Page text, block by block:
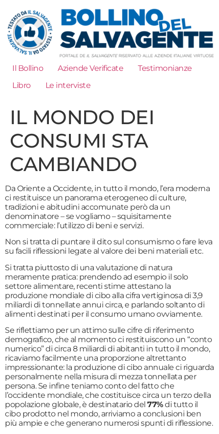
Il Bollino Aziende Verificate
Testimonianze
Libro
Le interviste
IL MONDO DEI
CONSUMI STA
CAMBIANDO
Da Oriente a Occidente, in tutto il mondo, l’era moderna
ci restituisce un panorama eterogeneo di culture,
tradizioni e abitudini accomunate però da un
denominatore – se vogliamo – squisitamente
commerciale: l’utilizzo di beni e servizi.
Non si tratta di puntare il dito sul consumismo o fare leva
su facili riflessioni legate al valore dei beni materiali etc.
Si tratta piuttosto di una valutazione di natura
meramente pratica: prendendo ad esempio il solo
settore alimentare, recenti stime attestano la
produzione mondiale di cibo alla cifra vertiginosa di 3,9
miliardi di tonnellate annui circa, e parlando soltanto di
alimenti destinati per il consumo umano ovviamente.
Se riflettiamo per un attimo sulle cifre di riferimento
demografico, che al momento ci restituiscono un “conto
numerico” di circa 8 miliardi di abitanti in tutto il mondo,
ricaviamo facilmente una proporzione altrettanto
impressionante: la produzione di cibo annuale ci riguarda
personalmente nella misura di mezza tonnellata per
persona. Se infine teniamo conto del fatto che
l’occidente mondiale, che costituisce circa un terzo della
popolazione globale, è destinatario del 77%di tutto il
cibo prodotto nel mondo, arriviamo a conclusioni ben
più ampie e che generano numerosi spunti di riflessione.